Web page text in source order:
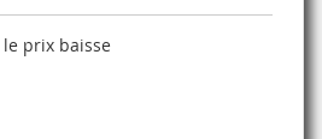
prix baisse